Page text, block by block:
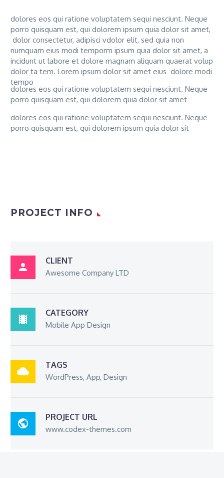
dolores eos qui ratione voluptatem sequi nesciunt. Neque
porro quisquam est, qui dolorem ipsum quia dolor sit amet,
dolor consectetur, adipisci vdolor elit, sed quia non
numquam eius modi temporm ipsum quia dolor sit amet, a
incidunt ut labore et dolore magnam aliquam quaerat volup
dolor ta tem. Lorem ipsum dolor sit amet eius dolore modi
tempo
dolores eos qui ratione voluptatem sequi nesciunt. Neque
porro quisquam est, qui dolorem quia dolor sit amet
dolores eos qui ratione voluptatem sequi nesciunt. Neque
porro quisquam est, qui dolorem ipsum quia dolor sit
PROJECT INFO

CLIENT
Awesome Company LTD

CATEGORY
Mobile App Design

TAGS
WordPress, App, Design

PROJECT URL
www.codex-themes.com